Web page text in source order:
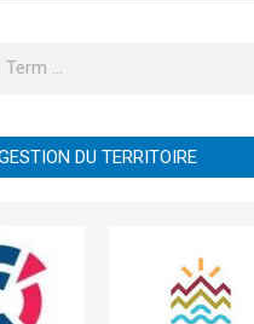
DU TERRITOIRE